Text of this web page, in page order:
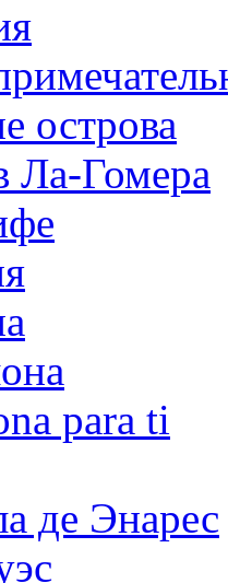
острова
Ла-Гомера
para ti
де Энарес